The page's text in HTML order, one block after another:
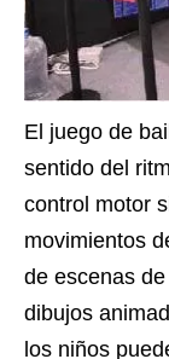
El juego de
sentido del
control motor
movimientos
de escenas
dibujos
los niños